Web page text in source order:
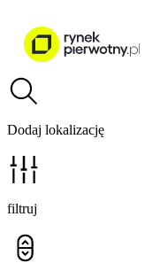
Dodaj lokalizację
filtruj